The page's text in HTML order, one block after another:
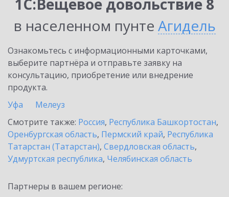
1С:Вещевое довольствие 8
в населенном пунте Агидель
Ознакомьтесь с информационными карточками,
выберите партнёра и отправьте заявку на
консультацию, приобретение или внедрение
продукта.
Уфа
Мелеуз
Смотрите также: Россия, Республика Башкортостан,
Оренбургская область, Пермский край, Республика
Татарстан (Татарстан), Свердловская область,
Удмуртская республика, Челябинская область
Партнеры в вашем регионе: